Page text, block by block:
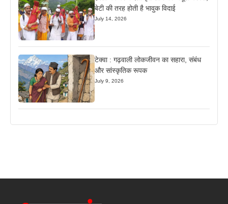
बेटी की तरह होती है भावुक विदाई
July 14, 2026
टेक्वा : गढ़वाली लोकजीवन का सहारा, संबंध
और सांस्कृतिक रूपक
July 9, 2026